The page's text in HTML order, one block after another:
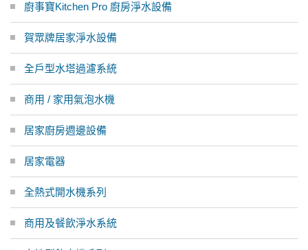
廚事寶Kitchen Pro 廚房淨水設備
賀眾牌居家淨水設備
全戶型水塔過濾系統
商用 / 家用氣泡水機
居家廚房週邊設備
居家電器
全熱式開水機系列
商用及餐飲淨水系統